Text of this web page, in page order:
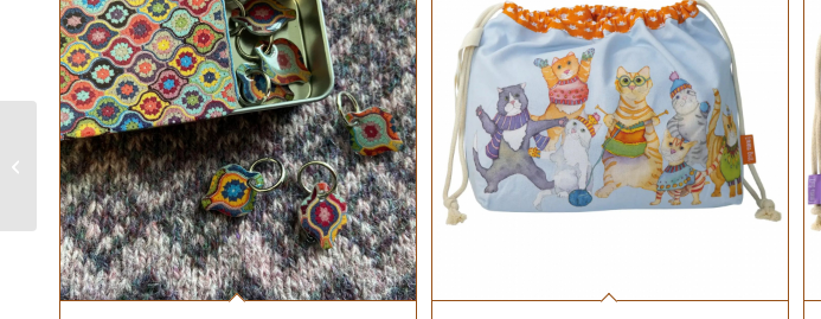
Emma Ball – Abeilles –
Mug avec boîte cadeau